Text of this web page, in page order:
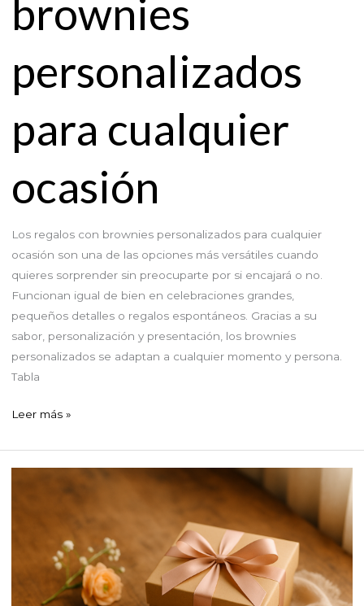
brownies
personalizados
para cualquier
ocasión
Los regalos con brownies personalizados para cualquier
ocasión son una de las opciones más versátiles cuando
quieres sorprender sin preocuparte por si encajará o no.
Funcionan igual de bien en celebraciones grandes,
pequeños detalles o regalos espontáneos. Gracias a su
sabor, personalización y presentación, los brownies
personalizados se adaptan a cualquier momento y persona.
Tabla
Regalos
brownies
Leer más »